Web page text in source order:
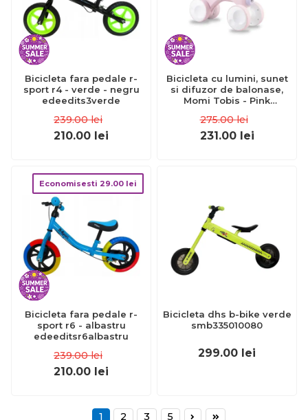
Bicicleta fara pedale r-
sport r4 - verde - negru
edeedits3verde
239.00 lei
210.00 lei
Bicicleta cu lumini, sunet
si difuzor de balonase,
Momi Tobis - Pink
275.00 lei
231.00 lei
Economisesti 29.00 lei
Bicicleta fara pedale r-
sport r6 - albastru
edeeditsr6albastru
239.00 lei
210.00 lei
Bicicleta dhs b-bike verde
smb335010080
299.00 lei
1 2 3 5